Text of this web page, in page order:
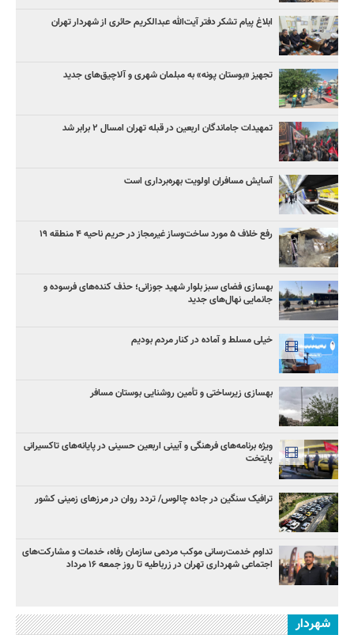
ابلاغ پیام تشکر دفتر آیت‌الله عبدالکریم حائری از شهردار تهران
تجهیز «بوستان پونه» به مبلمان شهری و آلاچیق‌های جدید
تمهیدات جاماندگان اربعین در قبله تهران امسال ۲ برابر شد
آسایش مسافران اولویت بهره‌برداری است
رفع خلاف ۵ مورد ساخت‌وساز غیرمجاز در حریم ناحیه ۴ منطقه ۱۹
بهسازی فضای سبز بلوار شهید جوزانی؛ حذف کنده‌های فرسوده و
جانمایی نهال‌های جدید
خیلی مسلط و آماده در کنار مردم بودیم
بهسازی زیرساختی و تأمین روشنایی بوستان مسافر
ویژه برنامه‌های فرهنگی و آیینی اربعین حسینی در پایانه‌های تاکسیرانی
پایتخت
ترافیک سنگین در جاده چالوس/ تردد روان در مرزهای زمینی کشور
تداوم خدمت‌رسانی موکب مردمی سازمان رفاه، خدمات و مشارکت‌های
اجتماعی شهرداری تهران در زرباطیه تا روز جمعه ۱۶ مرداد
شهردار